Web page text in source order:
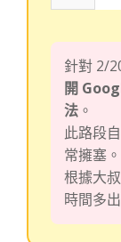
針對 2/
開
法 。
此路段
常擁塞。
根據大
時間多